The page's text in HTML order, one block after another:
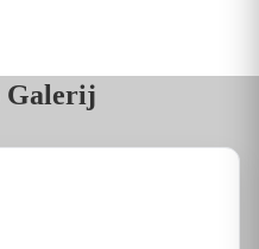
Galerij